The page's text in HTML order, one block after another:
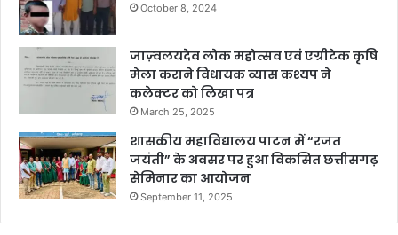
October 8, 2024
जाज़्वलयदेव लोक महोत्सव एवं एग्रीटेक कृषि
मेला कराने विधायक व्यास कश्यप ने
कलेक्टर को लिखा पत्र
March 25, 2025
शासकीय महाविद्यालय पाटन में “रजत
जयंती” के अवसर पर हुआ विकसित छत्तीसगढ़
सेमिनार का आयोजन
September 11, 2025